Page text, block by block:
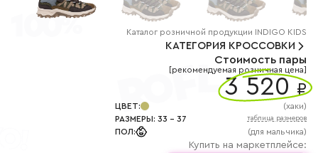
+7
(800)
Каталог розничной продукции INDIGO KIDS
КАТЕГОРИЯ КРОССОВКИ
Стоимость пары
[рекомендуемая розничная цена]
3 520 ₽
ЦВЕТ: (хаки)
РАЗМЕРЫ: 33 - 37 таблица размеров
ПОЛ: (для мальчика)
Купить на маркетплейсе: